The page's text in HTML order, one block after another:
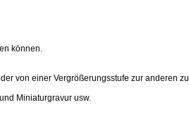
können.
von einer Vergrößerungsstufe zur anderen zu
Miniaturgravur usw.